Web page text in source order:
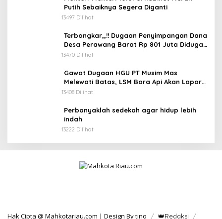
Putih Sebaiknya Segera Diganti
13497 Dilihat
Terbongkar,,!! Dugaan Penyimpangan Dana
Desa Perawang Barat Rp 801 Juta Diduga
Tidak Jelas Penggunaannya
13470 Dilihat
Gawat Dugaan HGU PT Musim Mas
Melewati Batas, LSM Bara Api Akan Lapor
ke APH dan Satgas PKH
13408 Dilihat
Perbanyaklah sedekah agar hidup lebih
indah
13222 Dilihat
Hak Cipta @ Mahkotariau.com | Design By tino 👑Redaksi